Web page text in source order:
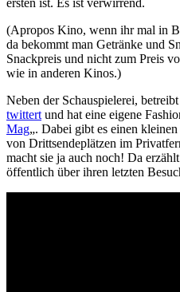
(Apropos Kino, wenn ihr mal in
da bekommt man Getränke und
Snackpreis und nicht zum Preis
wie in anderen Kinos.)
Neben der Schauspielerei,
twittert und hat eine eigene
Mag„. Dabei gibt es einen
von Drittsendeplätzen im
macht sie ja auch noch! Da
öffentlich über ihren letzten